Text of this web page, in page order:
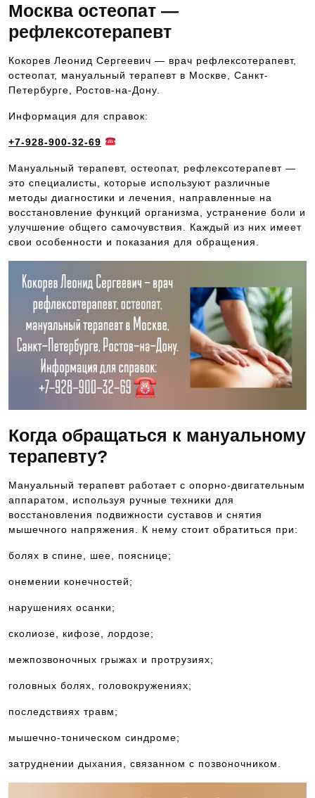
Москва остеопат —
рефлексотерапевт
Кокорев Леонид Сергеевич — врач рефлексотерапевт,
остеопат, мануальный терапевт в Москве, Санкт-
Петербурге, Ростов-на-Дону.
Информация для справок:
+7-928-900-32-69
Мануальный терапевт, остеопат, рефлексотерапевт —
это специалисты, которые используют различные
методы диагностики и лечения, направленные на
восстановление функций организма, устранение боли и
улучшение общего самочувствия. Каждый из них имеет
свои особенности и показания для обращения.
Когда обращаться к мануальному
терапевту?
Мануальный терапевт работает с опорно-двигательным
аппаратом, используя ручные техники для
восстановления подвижности суставов и снятия
мышечного напряжения. К нему стоит обратиться при:
болях в спине, шее, пояснице;
онемении конечностей;
нарушениях осанки;
сколиозе, кифозе, лордозе;
межпозвоночных грыжах и протрузиях;
головных болях, головокружениях;
последствиях травм;
мышечно-тоническом синдроме;
затруднении дыхания, связанном с позвоночником.